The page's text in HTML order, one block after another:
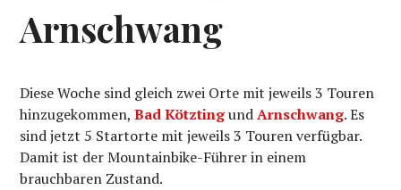
Arnschwang
Diese Woche sind gleich zwei Orte mit jeweils 3 Touren
hinzugekommen,Bad KötztingundArnschwang. Es
sind jetzt 5 Startorte mit jeweils 3 Touren verfügbar.
Damit ist der Mountainbike-Führer in einem
brauchbaren Zustand.